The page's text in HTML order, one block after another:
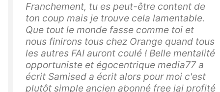
Franchement, tu es peut-être content de
ton coup mais je trouve cela lamentable.
Que tout le monde fasse comme toi et
nous finirons tous chez Orange quand tous
les autres FAI auront coulé ! Belle mentalité
opportuniste et égocentrique media77 a
écrit Samised a écrit alors pour moi c'est
plutôt simple ancien abonné free jai profité